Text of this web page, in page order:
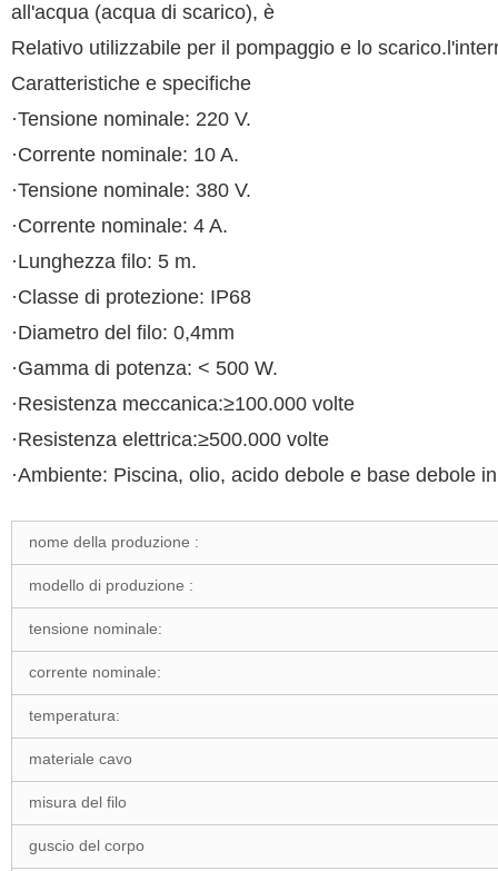
all'acqua (acqua di scarico), è
Relativo utilizzabile per il pompaggio e lo
Caratteristiche e specifiche
·Tensione nominale: 220 V.
·Corrente nominale: 10 A.
·Tensione nominale: 380 V.
·Corrente nominale: 4 A.
·Lunghezza filo: 5 m.
·Classe di protezione: IP68
·Diametro del filo: 0,4mm
·Gamma di potenza: < 500 W.
·Resistenza meccanica:≥100.000 volte
·Resistenza elettrica:≥500.000 volte
·Ambiente: Piscina, olio, acido debole e base debole
nome della produzione :
modello di produzione :
tensione nominale:
corrente nominale:
temperatura:
materiale cavo
misura del filo
guscio del corpo